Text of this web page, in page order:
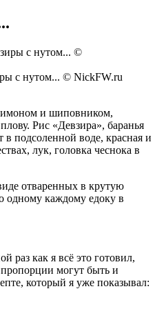
с нутом... © NickFW.ru
и шиповником,
Рис «Девзира», баранья
в подсоленной воде, красная и
лук, головка чеснока в
отваренных в крутую
одному каждому едоку в
раз как я всё это готовил,
могут быть и
который я уже показывал: